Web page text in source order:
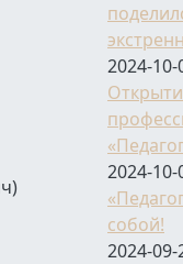
2024-10-
2024-10-
собой!
2024-09-